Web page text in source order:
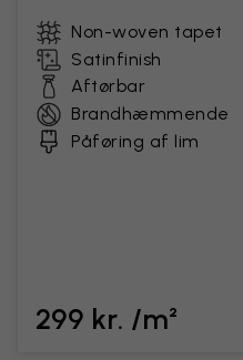
Non-woven tapet
Satinfinish
Aftørbar
Brandhæmmende
Påføring af lim
299 kr. /m²